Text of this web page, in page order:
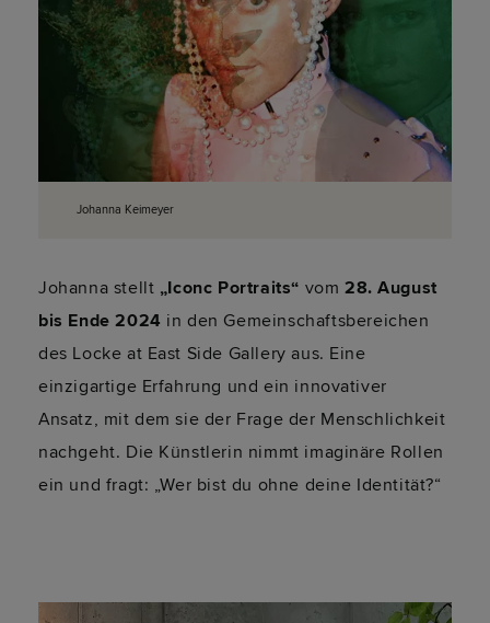
Johanna Keimeyer
Johanna stellt „Iconc Portraits“ vom 28. August
bis Ende 2024 in den Gemeinschaftsbereichen
des Locke at East Side Gallery aus. Eine
einzigartige Erfahrung und ein innovativer
Ansatz, mit dem sie der Frage der Menschlichkeit
nachgeht. Die Künstlerin nimmt imaginäre Rollen
ein und fragt: „Wer bist du ohne deine Identität?“